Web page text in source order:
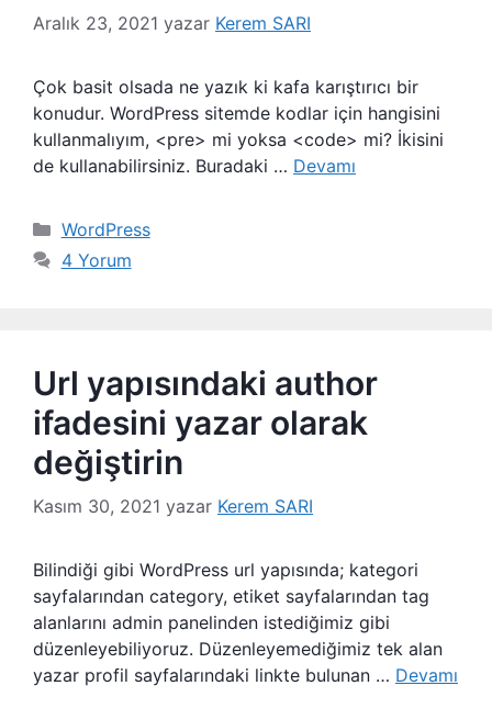
Aralık 23, 2021 yazar Kerem SARI
Çok basit olsada ne yazık ki kafa karıştırıcı bir
konudur. WordPress sitemde kodlar için hangisini
kullanmalıyım, <pre> mi yoksa <code> mi? İkisini
de kullanabilirsiniz. Buradaki … Devamı
Kategoriler
WordPress
4 Yorum
Url yapısındaki author
ifadesini yazar olarak
değiştirin
Kasım 30, 2021 yazar Kerem SARI
Bilindiği gibi WordPress url yapısında; kategori
sayfalarından category, etiket sayfalarından tag
alanlarını admin panelinden istediğimiz gibi
düzenleyebiliyoruz. Düzenleyemediğimiz tek alan
yazar profil sayfalarındaki linkte bulunan … Devamı